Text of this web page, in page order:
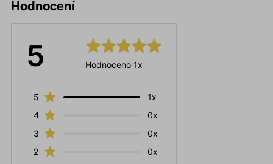
Hodnocení
5 Hodnoceno 1x
5
1x
4
0x
3
0x
2
0x